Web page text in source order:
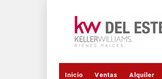
Inicio Ventas Alquiler